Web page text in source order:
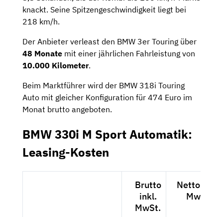
knackt. Seine Spitzengeschwindigkeit liegt bei
218 km/h.
Der Anbieter verleast den BMW 3er Touring über
48 Monate mit einer jährlichen Fahrleistung von
10.000 Kilometer.
Beim Marktführer wird der BMW 318i Touring
Auto mit gleicher Konfiguration für 474 Euro im
Monat brutto angeboten.
BMW 330i M Sport Automatik:
Leasing-Kosten
Brutto
inkl.
MwSt.
Netto exkl.
MwSt.